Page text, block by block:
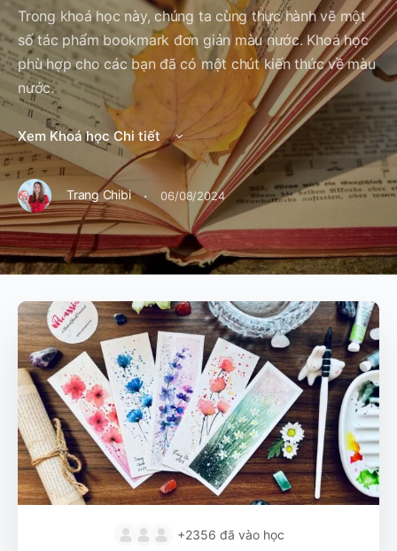
Trong khoá học này, chúng ta cùng thực hành vẽ một
số tác phẩm bookmark đơn giản màu nước. Khoá học
phù hợp cho các bạn đã có một chút kiến thức về màu
nước.
Xem Khoá học Chi tiết
Trang Chibi · 06/08/2024
+2356 đã vào học